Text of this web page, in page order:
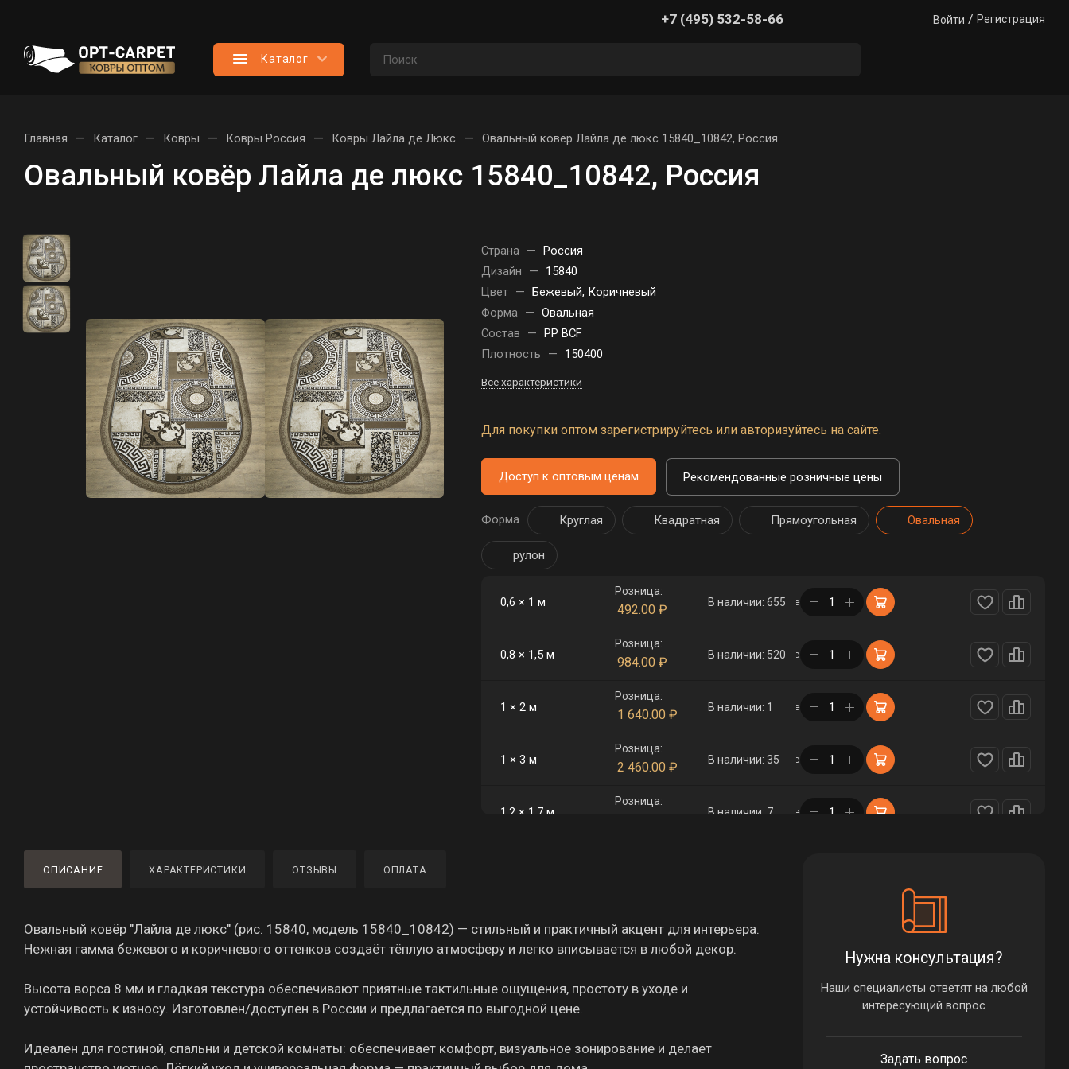
+7 (495) 532-58-66 Войти / Регистрация
Каталог
Главная — Каталог — Ковры — Ковры Россия — Ковры Лайла де Люкс — Овальный ковёр Лайла де люкс 15840_10842, Россия
Овальный ковёр Лайла де люкс 15840_10842, Россия
Страна — Россия
Дизайн
—
15840
Цвет — Бежевый, Коричневый
Форма — Овальная
Состав
— PP BCF
Плотность
— 150400
Все характеристики
Для покупки оптом зарегистрируйтесь или авторизуйтесь на сайте.
Доступ к оптовым ценам Рекомендованные розничные цены
Форма Круглая Квадратная Прямоугольная Овальная
рулон
0,6 × 1 м
Розница:
492.00 ₽
В наличии: 655
в корзине
0,8 × 1,5 м
Розница:
984.00 ₽
В наличии: 520
в корзине
1 × 2 м
Розница:
1 640.00 ₽
В наличии: 1в корзине
1 × 3 м
Розница:
2 460.00 ₽
В наличии: 35
в корзине
1,2 × 1,7 м
Розница:
В наличии: 7в корзине
3 838.00 ₽
ОПИСАНИЕ ХАРАКТЕРИСТИКИ ОТЗЫВЫ ОПЛАТА
Овальный ковёр "Лайла де люкс" (рис. 15840, модель 15840_10842) — стильный и практичный акцент для интерьера.
Нежная гамма бежевого и коричневого оттенков создаёт тёплую атмосферу и легко вписывается в любой декор.
Высота ворса 8 мм и гладкая текстура обеспечивают приятные тактильные ощущения, простоту в уходе и
устойчивость к износу. Изготовлен/доступен в России и предлагается по выгодной цене.
Идеален для гостиной, спальни и детской комнаты: обеспечивает комфорт, визуальное зонирование и делает
Нужна консультация?
Наши специалисты ответят на любой
интересующий вопрос
Задать вопрос